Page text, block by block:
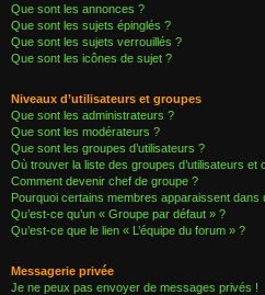
Que sont les annonces ?
Que sont les sujets épinglés ?
Que sont les sujets verrouillés ?
Que sont les icônes de sujet ?
Niveaux d’utilisateurs et groupes
Que sont les administrateurs ?
Que sont les modérateurs ?
Que sont les groupes d’utilisateurs ?
Où trouver la liste des groupes d’utilisateurs et
Comment devenir chef de groupe ?
Pourquoi certains membres apparaissent dans
Qu’est-ce qu’un « Groupe par défaut » ?
Qu’est-ce que le lien « L’équipe du forum » ?
Messagerie privée
Je ne peux pas envoyer de messages privés !